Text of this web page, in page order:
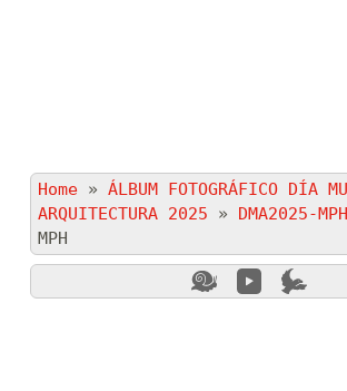
Home» ÁLBUM FOTOGRÁFICO DÍA
ARQUITECTURA 2025 » DMA2025-MPH
MPH